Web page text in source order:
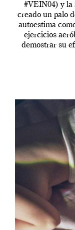
#VEIN04) y la
creado un palo
autoestima
ejercicios
demostrar su